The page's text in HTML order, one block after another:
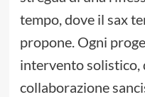
tempo, dove il sax
propone. Ogni
intervento solistico,
collaborazione